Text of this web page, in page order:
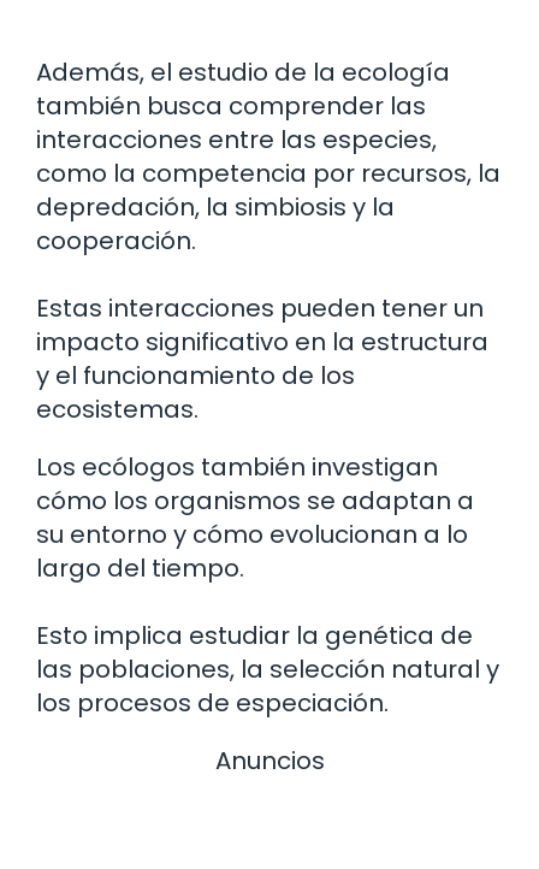
Además, el estudio de la ecología
también busca comprender las
interacciones entre las especies,
como la competencia por recursos, la
depredación, la simbiosis y la
cooperación.
Estas interacciones pueden tener un
impacto significativo en la estructura
y el funcionamiento de los
ecosistemas.
Los ecólogos también investigan
cómo los organismos se adaptan a
su entorno y cómo evolucionan a lo
largo del tiempo.
Esto implica estudiar la genética de
las poblaciones, la selección natural y
los procesos de especiación.
Anuncios